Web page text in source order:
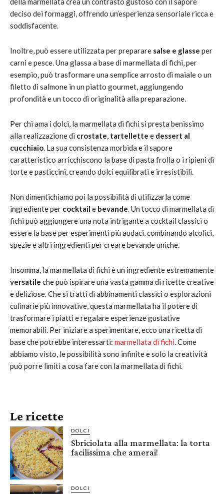
deciso dei formaggi, offrendo un’esperienza sensoriale ricca e
soddisfacente.
Inoltre, può essere utilizzata per preparare salse e glasse per
carni e pesce. Una glassa a base di marmellata di fichi, per
esempio, può trasformare una semplice arrosto di maiale o un
filetto di salmone in un piatto gourmet, aggiungendo
profondità e un tocco di originalità alla preparazione.
Per chi ama i dolci, la marmellata di fichi si presta benissimo
alla realizzazione di crostate, tartellette e dessert al
cucchiaio. La sua consistenza morbida e il sapore
caratteristico arricchiscono la base di pasta frolla o i ripieni di
torte e pasticcini, creando dolci equilibrati e irresistibili.
Non dimentichiamo poi la possibilità di utilizzarla come
ingrediente per cocktail e bevande. Un tocco di marmellata di
fichi può aggiungere una nota intrigante a cocktail classici o
essere la base per esperimenti più audaci, combinando alcolici,
spezie e altri ingredienti per creare bevande uniche.
Insomma, la marmellata di fichi è un ingrediente estremamente
versatile che può ispirare una vasta gamma di ricette creative
e deliziose. Che si tratti di abbinamenti classici o esplorazioni
culinarie più innovative, questa marmellata ha il potere di
trasformare i piatti e regalare esperienze gustative
memorabili. Per iniziare a sperimentare, ecco una ricetta di
base che potrebbe interessarti: marmellata di fichi. Come
abbiamo visto, le possibilità sono infinite e solo la creatività
può porre limiti a cosa fare con la marmellata di fichi.
Le ricette
DOLCI
Sbriciolata alla marmellata: la torta
facilissima che amerai!
DOLCI